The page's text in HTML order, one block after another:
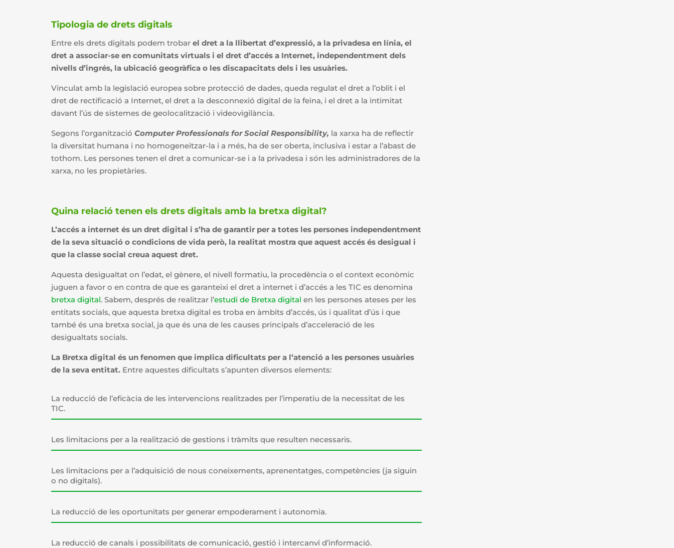
Tipologia de drets digitals
Entre els drets digitals podem trobar el dret a la llibertat d’expressió, a la privadesa en línia, el
dret a associar-se en comunitats virtuals i el dret d’accés a Internet, independentment dels
nivells d’ingrés, la ubicació geogràfica o les discapacitats dels i les usuàries.
Vinculat amb la legislació europea sobre protecció de dades, queda regulat el dret a l’oblit i el
dret de rectificació a Internet, el dret a la desconnexió digital de la feina, i el dret a la intimitat
davant l’ús de sistemes de geolocalització i videovigilància.
Segons l’organització Computer Professionals for Social Responsibility, la xarxa ha de reflectir
la diversitat humana i no homogeneïtzar-la i a més, ha de ser oberta, inclusiva i estar a l’abast de
tothom. Les persones tenen el dret a comunicar-se i a la privadesa i són les administradores de la
xarxa, no les propietàries.
Quina relació tenen els drets digitals amb la bretxa digital?
L’accés a internet és un dret digital i s’ha de garantir per a totes les persones independentment
de la seva situació o condicions de vida però, la realitat mostra que aquest accés és desigual i
que la classe social creua aquest dret.
Aquesta desigualtat on l’edat, el gènere, el nivell formatiu, la procedència o el context econòmic
juguen a favor o en contra de que es garanteixi el dret a internet i d’accés a les TIC es denomina
bretxa digital. Sabem, després de realitzar l’estudi de Bretxa digital en les persones ateses per les
entitats socials, que aquesta bretxa digital es troba en àmbits d’accés, ús i qualitat d’ús i que
també és una bretxa social, ja que és una de les causes principals d’acceleració de les
desigualtats socials.
La Bretxa digital és un fenomen que implica dificultats per a l’atenció a les persones usuàries
de la seva entitat. Entre aquestes dificultats s’apunten diversos elements:
La reducció de l’eficàcia de les intervencions realitzades per l’imperatiu de la necessitat de les
TIC.
Les limitacions per a la realització de gestions i tràmits que resulten necessaris.
Les limitacions per a l’adquisició de nous coneixements, aprenentatges, competències (ja siguin
o no digitals).
La reducció de les oportunitats per generar empoderament i autonomia.
La reducció de canals i possibilitats de comunicació, gestió i intercanvi d’informació.